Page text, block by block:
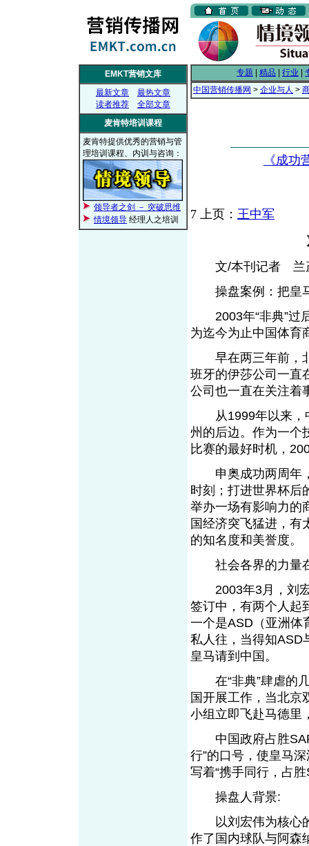
EMKT营销文库
最新文章
最热文章
读者推荐
全部文章
麦肯特培训课程
麦肯特提供优秀的营销与管
理培训课程、内训与咨询：
领导者之剑 － 突破思维
情境领导 经理人之培训
专题 精品 行业
中国营销传播网 > 企业与人 >
《成功
7 上页： 王中军
文/本刊记者 兰
操盘案例：把皇
2003年“非典”过后
为迄今为止中国体育
早在两三年前，北
班牙的伊莎公司一直
公司也一直在关注着
从1999年以来，中
州的后边。作为一个
比赛的最好时机，
申奥成功两周年，
时刻；打进世界杯后
举办一场有影响力的
国经济突飞猛进，有
的知名度和美誉度。
社会各界的力量在
2003年3月，刘宏
签订中，有两个人起
一个是ASD（亚洲体
私人往，当得知ASD
皇马请到中国。
在“非典”肆虐的几
国开展工作，当北京
小组立即飞赴马德里
中国政府占胜
行”的口号，使皇马
写着“携手同行，占
操盘人背景:
以刘宏伟为核心的
作了国内球队与阿森